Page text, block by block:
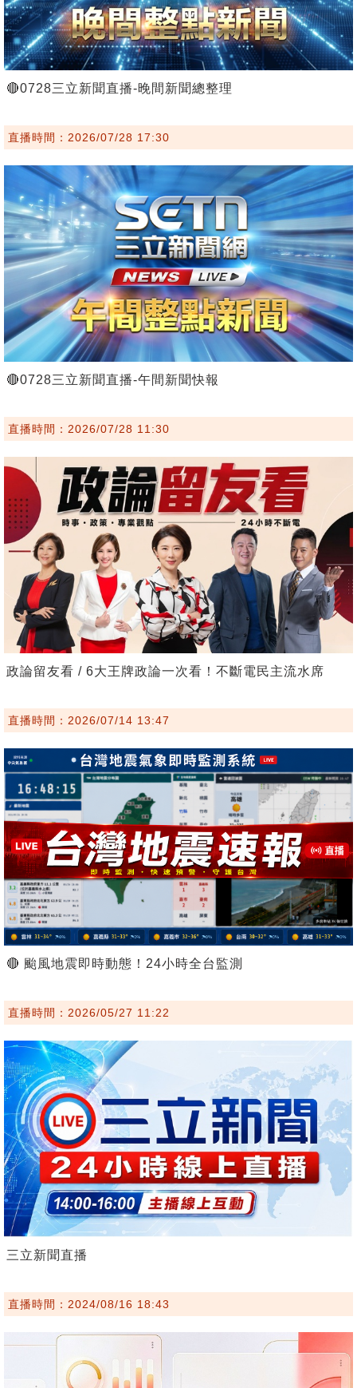
🔴0728三立新聞直播-晚間新聞總整理
直播時間：2026/07/28 17:30
🔴0728三立新聞直播-午間新聞快報
直播時間：2026/07/28 11:30
政論留友看 / 6大王牌政論一次看！不斷電民主流水席
直播時間：2026/07/14 13:47
🔴 颱風地震即時動態！24小時全台監測
直播時間：2026/05/27 11:22
三立新聞直播
直播時間：2024/08/16 18:43